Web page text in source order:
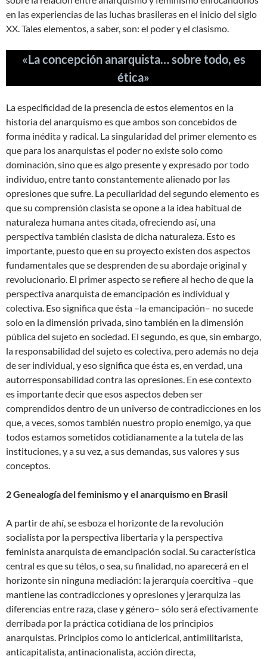
en las experiencias de las luchas brasileras en el inicio del siglo
XX. Tales elementos, a saber, son: el poder y el clasismo.
«La concepción anarquista… sobre todo, es
ética»
La especificidad de la presencia de estos elementos en la
historia del anarquismo es que ambos son concebidos de
forma inédita y radical. La singularidad del primer elemento es
que para los anarquistas el poder no existe solo como
dominación, sino que es algo presente y expresado por todo
individuo, entre tanto constantemente alienado por las
opresiones que sufre. La peculiaridad del segundo elemento es
que su comprensión clasista se opone a la idea habitual de
naturaleza humana antes citada, ofreciendo así, una
perspectiva también clasista de dicha naturaleza. Esto es
importante, puesto que en su proyecto existen dos aspectos
fundamentales que se desprenden de su abordaje original y
revolucionario. El primer aspecto se refiere al hecho de que la
perspectiva anarquista de emancipación es individual y
colectiva. Eso significa que ésta –la emancipación– no sucede
solo en la dimensión privada, sino también en la dimensión
pública del sujeto en sociedad. El segundo, es que, sin embargo,
la responsabilidad del sujeto es colectiva, pero además no deja
de ser individual, y eso significa que ésta es, en verdad, una
autorresponsabilidad contra las opresiones. En ese contexto
es importante decir que esos aspectos deben ser
comprendidos dentro de un universo de contradicciones en los
que, a veces, somos también nuestro propio enemigo, ya que
todos estamos sometidos cotidianamente a la tutela de las
instituciones, y a su vez, a sus demandas, sus valores y sus
conceptos.
2 Genealogía del feminismo y el anarquismo en Brasil
A partir de ahí, se esboza el horizonte de la revolución
socialista por la perspectiva libertaria y la perspectiva
feminista anarquista de emancipación social. Su característica
central es que su télos, o sea, su finalidad, no aparecerá en el
horizonte sin ninguna mediación: la jerarquía coercitiva –que
mantiene las contradicciones y opresiones y jerarquiza las
diferencias entre raza, clase y género– sólo será efectivamente
derribada por la práctica cotidiana de los principios
anarquistas. Principios como lo anticlerical, antimilitarista,
anticapitalista, antinacionalista, acción directa,